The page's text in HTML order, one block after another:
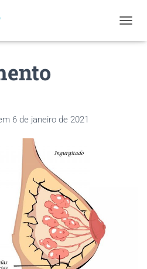
6 de janeiro de 2021